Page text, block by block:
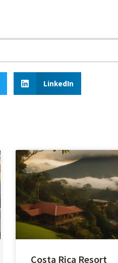
LinkedIn
Costa Rica Resort